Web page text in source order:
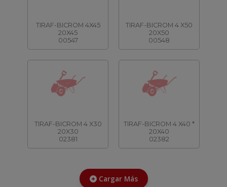
TIRAF-BICROM 4X45
20X45
00547
TIRAF-BICROM 4 X50
20X50
00548
TIRAF-BICROM 4 X30
20X30
02381
TIRAF-BICROM 4 X40 *
20X40
02382
Cargar Más